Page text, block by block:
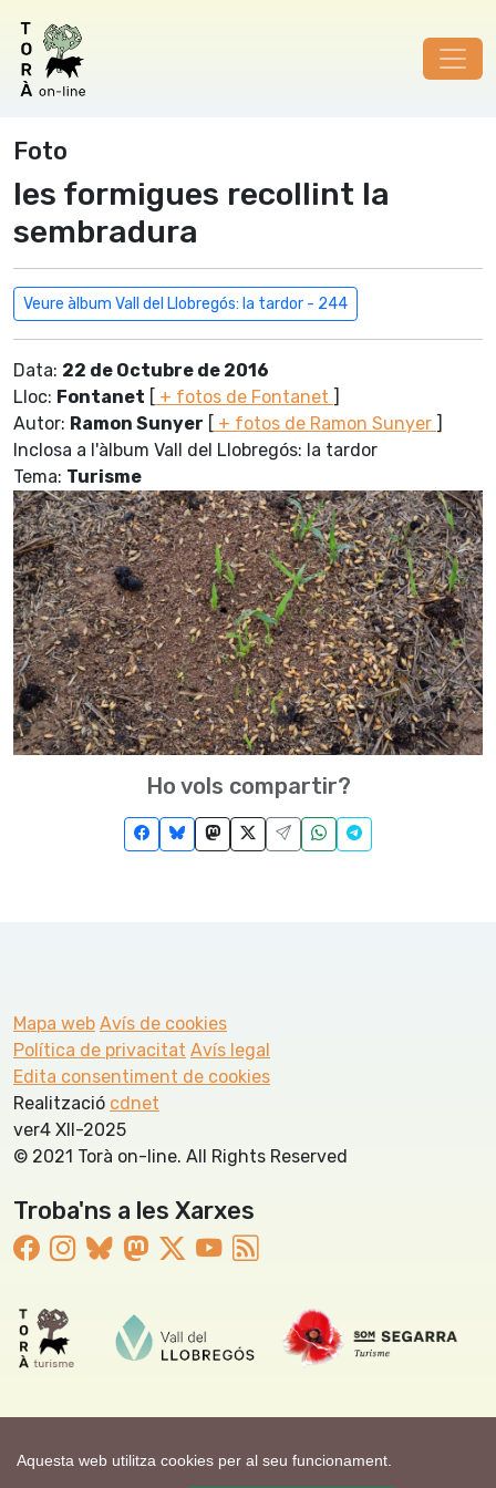
Aquesta web utilitza cookies per al seu funcionament.
Foto
les formigues recollint la
sembradura
Veure àlbum Vall del Llobregós: la tardor - 244
Data: 22 de Octubre de 2016
Lloc: Fontanet [ + fotos de Fontanet ]
Autor: Ramon Sunyer [ + fotos de Ramon Sunyer ]
Inclosa a l'àlbum Vall del Llobregós: la tardor
Tema: Turisme
Ho vols compartir?
Mapa web Avís de cookies
Política de privacitat Avís legal
Edita consentiment de cookies
Realització cdnet
ver4 XII-2025
© 2021 Torà on-line. All Rights Reserved
Troba'ns a les Xarxes